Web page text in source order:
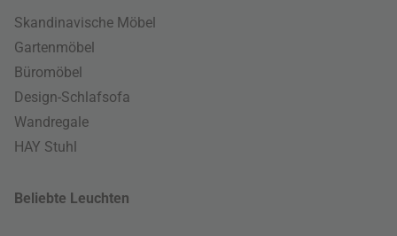
Skandinavische Möbel
Gartenmöbel
Büromöbel
Design-Schlafsofa
Wandregale
HAY Stuhl
Beliebte Leuchten